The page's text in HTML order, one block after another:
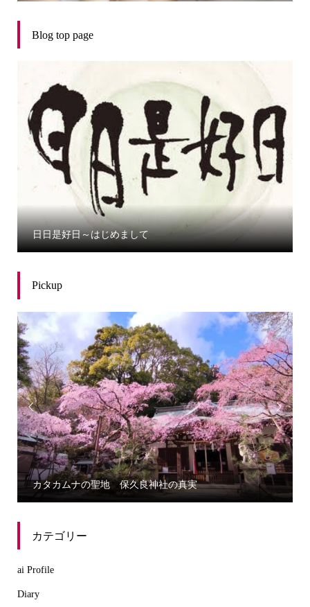
Blog top page
日日是好日～はじめまして
Pickup

誰にでもわかる三種の神器から学ぶカタカムナ

カテゴリー
ai Profile
Diary